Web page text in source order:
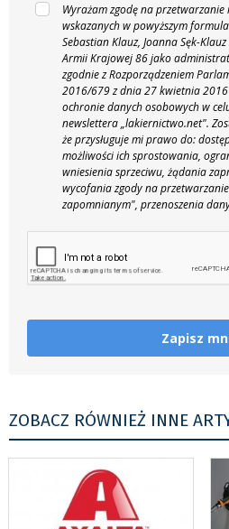
Wyrażam zgodę na
wskazanych w powyższym
Sebastian Klauz, Joanna Sęk-
Armii Krajowej 86 jako
zgodnie z Rozporządzeniem
2016/679 z dnia 27 kwietnia 2016
ochronie danych osobowych w
newslettera „lakiernictwo.net".
że przysługuje mi prawo do:
możliwości ich sprostowania,
wniesienia sprzeciwu, żądania
wycofania zgody na
zapomnianym", przenoszenia
Zapisz
ZOBACZ RÓWNIEŻ INNE